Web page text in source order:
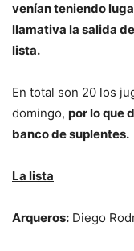
venían teniendo
llamativa la salida
lista.
En total son 20 los
domingo, por lo que
banco de suplentes.
La lista
Arqueros: Diego